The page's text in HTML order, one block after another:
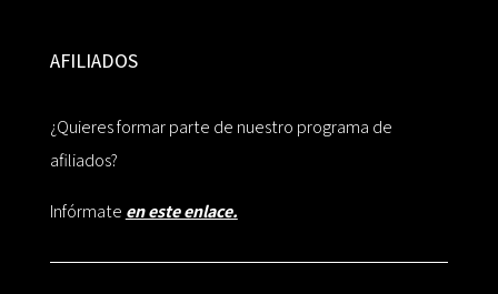
AFILIADOS
¿Quieres formar parte de nuestro programa de
afiliados?
Infórmate en este enlace.